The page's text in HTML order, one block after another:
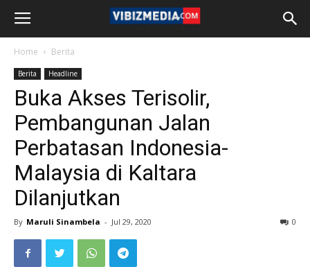
Home Berita
Berita Headline
Buka Akses Terisolir,
Pembangunan Jalan
Perbatasan Indonesia-
Malaysia di Kaltara
Dilanjutkan
By Maruli Sinambela - Jul 29, 2020 0